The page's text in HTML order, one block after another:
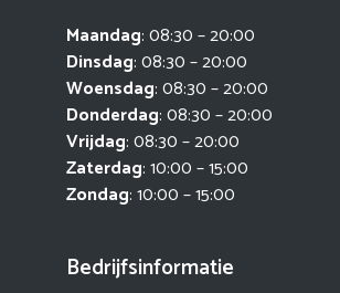
Maandag: 08:30 – 20:00
Dinsdag: 08:30 – 20:00
Woensdag: 08:30 – 20:00
Donderdag: 08:30 – 20:00
Vrijdag: 08:30 – 20:00
Zaterdag: 10:00 – 15:00
Zondag: 10:00 – 15:00
Bedrijfsinformatie